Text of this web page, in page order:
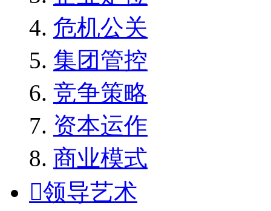
危机公关
集团管控
竞争策略
资本运作
商业模式
领导艺术